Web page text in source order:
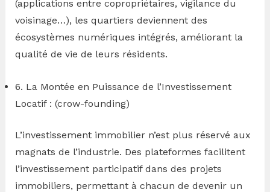
(applications entre copropriétaires, vigilance du
voisinage…), les quartiers deviennent des
écosystèmes numériques intégrés, améliorant la
qualité de vie de leurs résidents.
6. La Montée en Puissance de l’Investissement
Locatif : (crow-founding)
L’investissement immobilier n’est plus réservé aux
magnats de l’industrie. Des plateformes facilitent
l’investissement participatif dans des projets
immobiliers, permettant à chacun de devenir un